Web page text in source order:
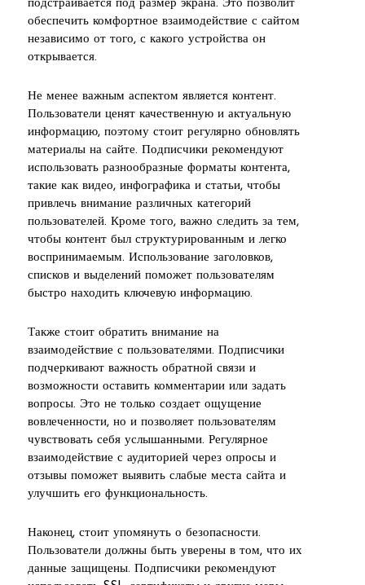
подстраивается под размер экрана. Это позволит
обеспечить комфортное взаимодействие с сайтом
независимо от того, с какого устройства он
открывается.
Не менее важным аспектом является контент.
Пользователи ценят качественную и актуальную
информацию, поэтому стоит регулярно обновлять
материалы на сайте. Подписчики рекомендуют
использовать разнообразные форматы контента,
такие как видео, инфографика и статьи, чтобы
привлечь внимание различных категорий
пользователей. Кроме того, важно следить за тем,
чтобы контент был структурированным и легко
воспринимаемым. Использование заголовков,
списков и выделений поможет пользователям
быстро находить ключевую информацию.
Также стоит обратить внимание на
взаимодействие с пользователями. Подписчики
подчеркивают важность обратной связи и
возможности оставить комментарии или задать
вопросы. Это не только создает ощущение
вовлеченности, но и позволяет пользователям
чувствовать себя услышанными. Регулярное
взаимодействие с аудиторией через опросы и
отзывы поможет выявить слабые места сайта и
улучшить его функциональность.
Наконец, стоит упомянуть о безопасности.
Пользователи должны быть уверены в том, что их
данные защищены. Подписчики рекомендуют